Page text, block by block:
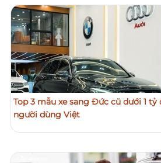
Top 3 mẫu xe sang Đức cũ dưới 1
người dùng Việt